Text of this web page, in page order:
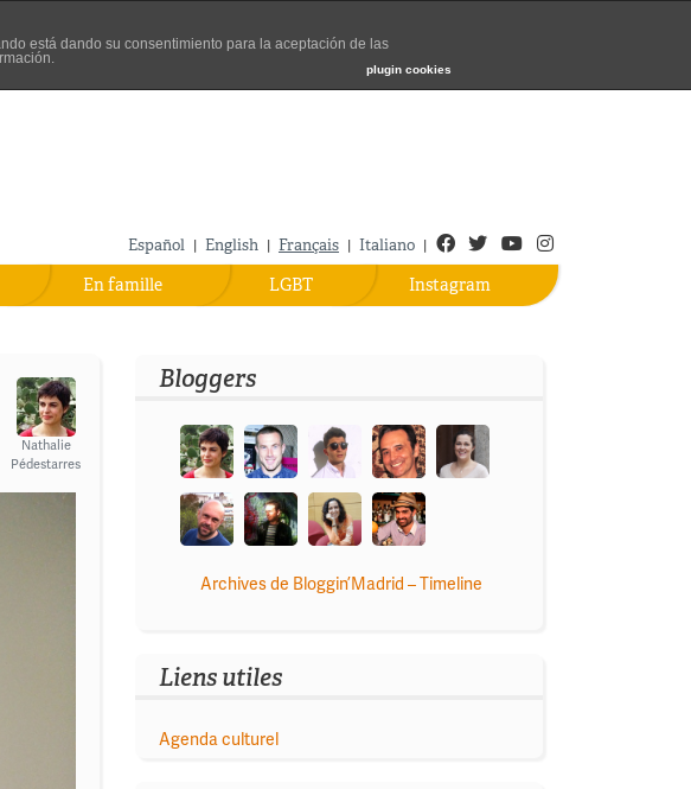
está dando su consentimiento para la aceptación de las
plugin cookies
Español English Français Italiano Facebook
TwitterYoutube
Instagram
Instagram
LGBT
En famille
Nathalie
Pédestarres
Bloggers
Archives de Bloggin’Madrid – Timeline
Liens utiles
Agenda culturel